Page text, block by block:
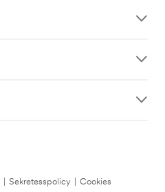
Sekretesspolicy
Cookies